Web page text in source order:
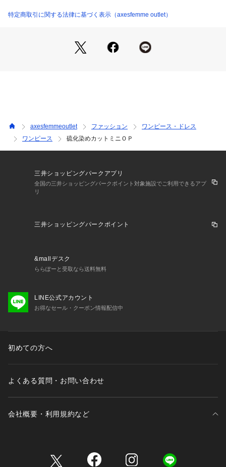
【コーディネート】
ラフにシャツを羽織って肩あきをチラ見せした抜け感のあるコ
特定商取引に関する法律に基づく表示（axesfemme outlet）
axesfemmeoutlet ファッション
ワンピース・ドレス
ワンピース
硫化染めカットミニＯＰ
三井ショッピングパークアプリ
全国の三井ショッピングパークポイント対象施設でご利用できるアプ
リ
三井ショッピングパークポイント
&mallデスク
ららぽーと受取なら送料無料
LINE公式アカウント
お得なセール・クーポン情報配信中
初めての方へ
よくある質問・お問い合わせ
会社概要・利用規約など